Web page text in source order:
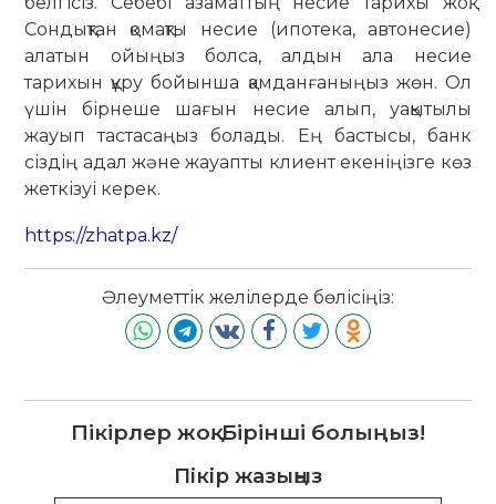
Сондықтан қомақты несие (ипотека, автонесие)
алатын ойыңыз болса, алдын ала несие
тарихын құру бойынша қамданғаныңыз жөн. Ол
үшін бірнеше шағын несие алып, уақытылы
жауып тастасаңыз болады. Ең бастысы, банк
сіздің адал және жауапты клиент екеніңізге көз
жеткізуі керек.
https://zhatpa.kz/
Әлеуметтік желілерде бөлісіңіз:
Пікірлер жоқ. Бірінші болыңыз!
Пікір жазыңыз